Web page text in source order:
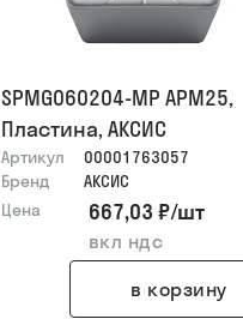
SPMG060204-MP APM25,
Пластина, АКСИС
Артикул
00001763057
Бренд
АКСИС
Цена
667,03 ₽/шт
вкл ндс
в корзину